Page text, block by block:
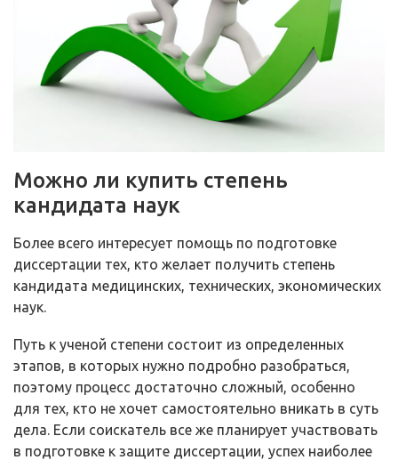
Можно ли купить степень
кандидата наук
Более всего интересует помощь по подготовке
диссертации тех, кто желает получить степень
кандидата медицинских, технических, экономических
наук.
Путь к ученой степени состоит из определенных
этапов, в которых нужно подробно разобраться,
поэтому процесс достаточно сложный, особенно
для тех, кто не хочет самостоятельно вникать в суть
дела. Если соискатель все же планирует участвовать
в подготовке к защите диссертации, успех наиболее